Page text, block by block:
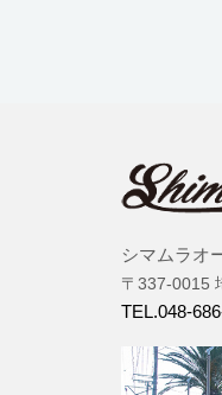
シマムラオ
〒337-0015
TEL.048-